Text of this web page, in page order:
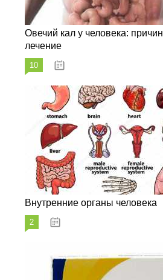
Овечий кал у человека:
лечение
10
Внутренние органы человека
2